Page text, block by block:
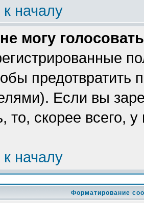
началу
могу
предотвратить
Если вы
то, скорее всего,
началу
Форматирование